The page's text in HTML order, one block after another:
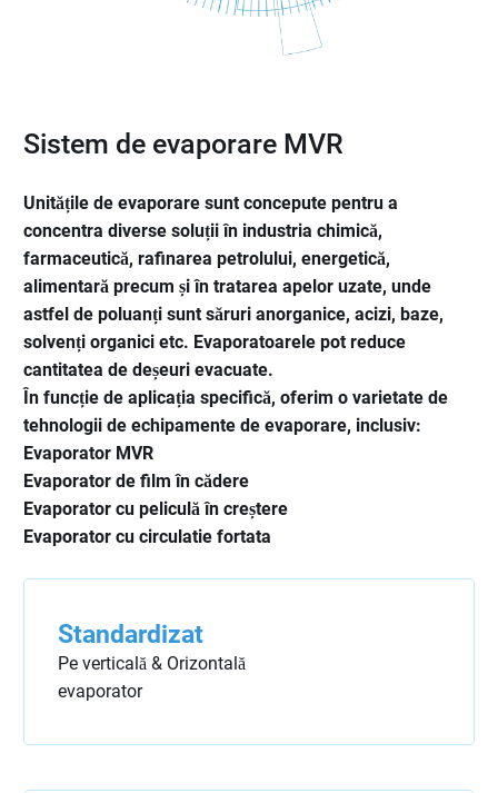
Sistem de evaporare MVR
Unitățile de evaporare sunt concepute pentru a
concentra diverse soluții în industria chimică,
farmaceutică, rafinarea petrolului, energetică,
alimentară precum și în tratarea apelor uzate, unde
astfel de poluanți sunt săruri anorganice, acizi, baze,
solvenți organici etc. Evaporatoarele pot reduce
cantitatea de deșeuri evacuate.
În funcție de aplicația specifică, oferim o varietate de
tehnologii de echipamente de evaporare, inclusiv:
Evaporator MVR
Evaporator de film în cădere
Evaporator cu peliculă în creștere
Evaporator cu circulatie fortata
Standardizat
Pe verticală & Orizontală
evaporator